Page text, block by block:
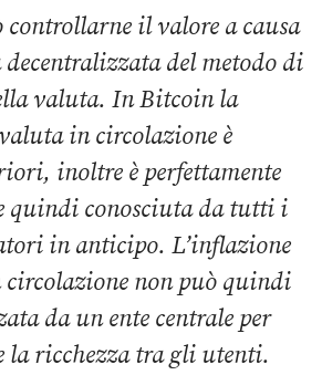
controllarne il valore a causa
del metodo di
valuta. In Bitcoin la
in circolazione è
inoltre è perfettamente
quindi conosciuta da tutti i
in anticipo. L’inflazione
non può quindi
da un ente centrale per
ricchezza tra gli utenti.